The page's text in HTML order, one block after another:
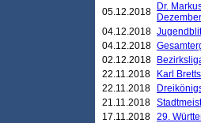
05.12.2018
Dr.
Dezember
04.12.2018
04.12.2018
02.12.2018
22.11.2018
Karl
22.11.2018
21.11.2018
17.11.2018 29.